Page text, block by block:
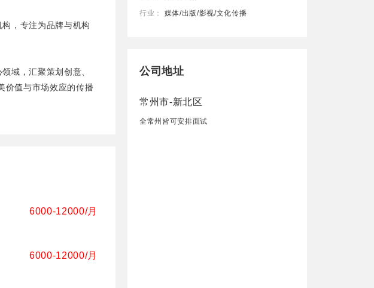
，专注为品牌与机构
域，汇聚策划创意、
价值与市场效应的传播
6000-12000/月
6000-12000/月
行业： 媒体/出版/影视/文化传播
公司地址
常州市-新北区
全常州皆可安排面试